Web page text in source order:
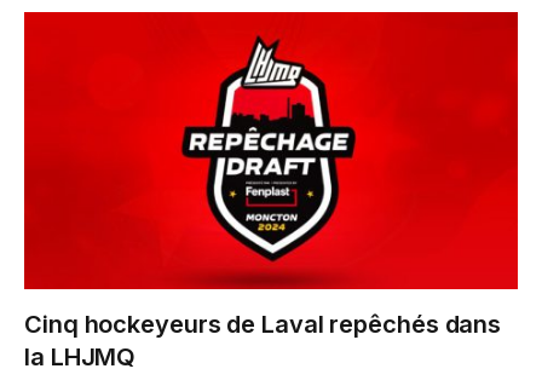
Cinq hockeyeurs de Laval repêchés dans
la LHJMQ